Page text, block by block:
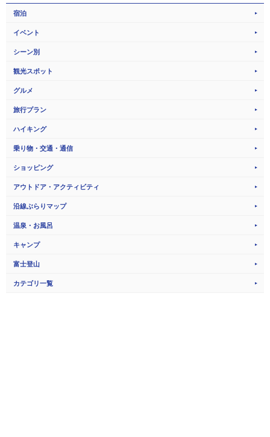
宿泊
イベント
シーン別
観光スポット
グルメ
旅行プラン
ハイキング
乗り物・交通・通信
ショッピング
アウトドア・アクティビティ
沿線ぶらりマップ
温泉・お風呂
キャンプ
富士登山
カテゴリ一覧